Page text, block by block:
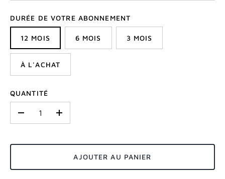
DURÉE DE VOTRE ABONNEMENT
12 MOIS 6 MOIS 3 MOIS
À L'ACHAT
QUANTITÉ
+
AJOUTER AU PANIER